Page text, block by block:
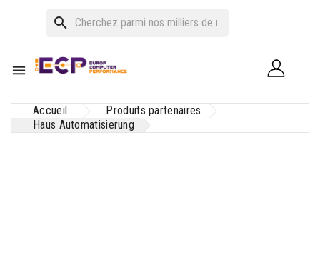
search

Accueil
Produits partenaires
Haus Automatisierung